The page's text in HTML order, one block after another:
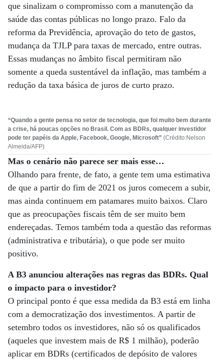
que sinalizam o compromisso com a manutenção da
saúde das contas públicas no longo prazo. Falo da
reforma da Previdência, aprovação do teto de gastos,
mudança da TJLP para taxas de mercado, entre outras.
Essas mudanças no âmbito fiscal permitiram não
somente a queda sustentável da inflação, mas também a
redução da taxa básica de juros de curto prazo.
“Quando a gente pensa no setor de tecnologia, que foi muito bem durante
a crise, há poucas opções no Brasil. Com as BDRs, qualquer investidor
pode ter papéis da Apple, Facebook, Google, Microsoft” (Crédito:Nelson
Almeida/AFP)
Mas o cenário não parece ser mais esse…
Olhando para frente, de fato, a gente tem uma estimativa
de que a partir do fim de 2021 os juros comecem a subir,
mas ainda continuem em patamares muito baixos. Claro
que as preocupações fiscais têm de ser muito bem
endereçadas. Temos também toda a questão das reformas
(administrativa e tributária), o que pode ser muito
positivo.
A B3 anunciou alterações nas regras das BDRs. Qual
o impacto para o investidor?
O principal ponto é que essa medida da B3 está em linha
com a democratização dos investimentos. A partir de
setembro todos os investidores, não só os qualificados
(aqueles que investem mais de R$ 1 milhão), poderão
aplicar em BDRs (certificados de depósito de valores